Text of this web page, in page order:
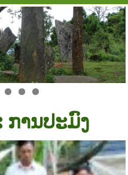
ການປະມົງ